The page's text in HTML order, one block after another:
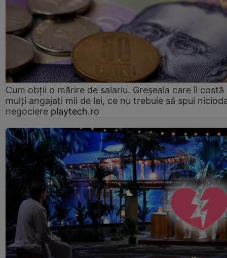
Cum obții o mărire de salariu. Greșeala care îi costă
mulți angajați mii de lei, ce nu trebuie să spui
negociere playtech.ro